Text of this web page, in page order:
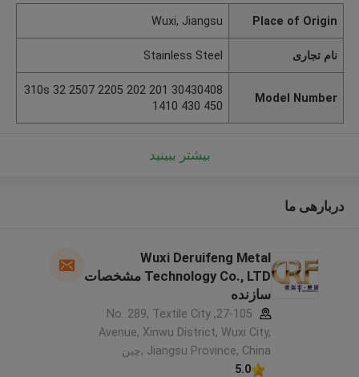
Place of Origin
Wuxi, Jiangsu
نام تجاری Stainless Steel
Model Number
30430408 201 202 2205 2507 310s 32
1410 430 450
بیشتر ببینید
دربارهی ما
Wuxi Deruifeng Metal
Technology Co., LTD مشخصات
سازنده
27-105, No. 289, Textile City
Avenue, Xinwu District, Wuxi City,
Jiangsu Province, China ,چین
5.0